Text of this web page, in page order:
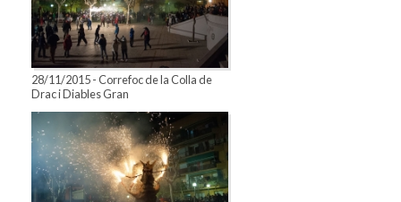
28/11/2015 - Correfoc de la Colla de
Drac i Diables Gran